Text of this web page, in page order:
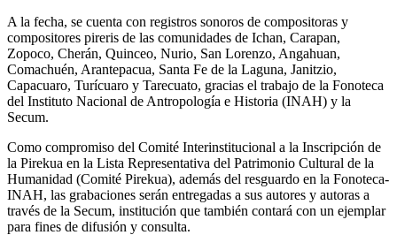
A la fecha, se cuenta con registros sonoros de compositoras y
compositores pireris de las comunidades de Ichan, Carapan,
Zopoco, Cherán, Quinceo, Nurio, San Lorenzo, Angahuan,
Comachuén, Arantepacua, Santa Fe de la Laguna, Janitzio,
Capacuaro, Turícuaro y Tarecuato, gracias el trabajo de la Fonoteca
del Instituto Nacional de Antropología e Historia (INAH) y la
Secum.
Como compromiso del Comité Interinstitucional a la Inscripción de
la Pirekua en la Lista Representativa del Patrimonio Cultural de la
Humanidad (Comité Pirekua), además del resguardo en la Fonoteca-
INAH, las grabaciones serán entregadas a sus autores y autoras a
través de la Secum, institución que también contará con un ejemplar
para fines de difusión y consulta.